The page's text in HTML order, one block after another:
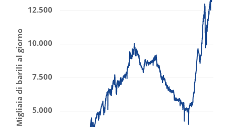
Migliaia di barili al giorno 5.000
7.500
10.000
12.500